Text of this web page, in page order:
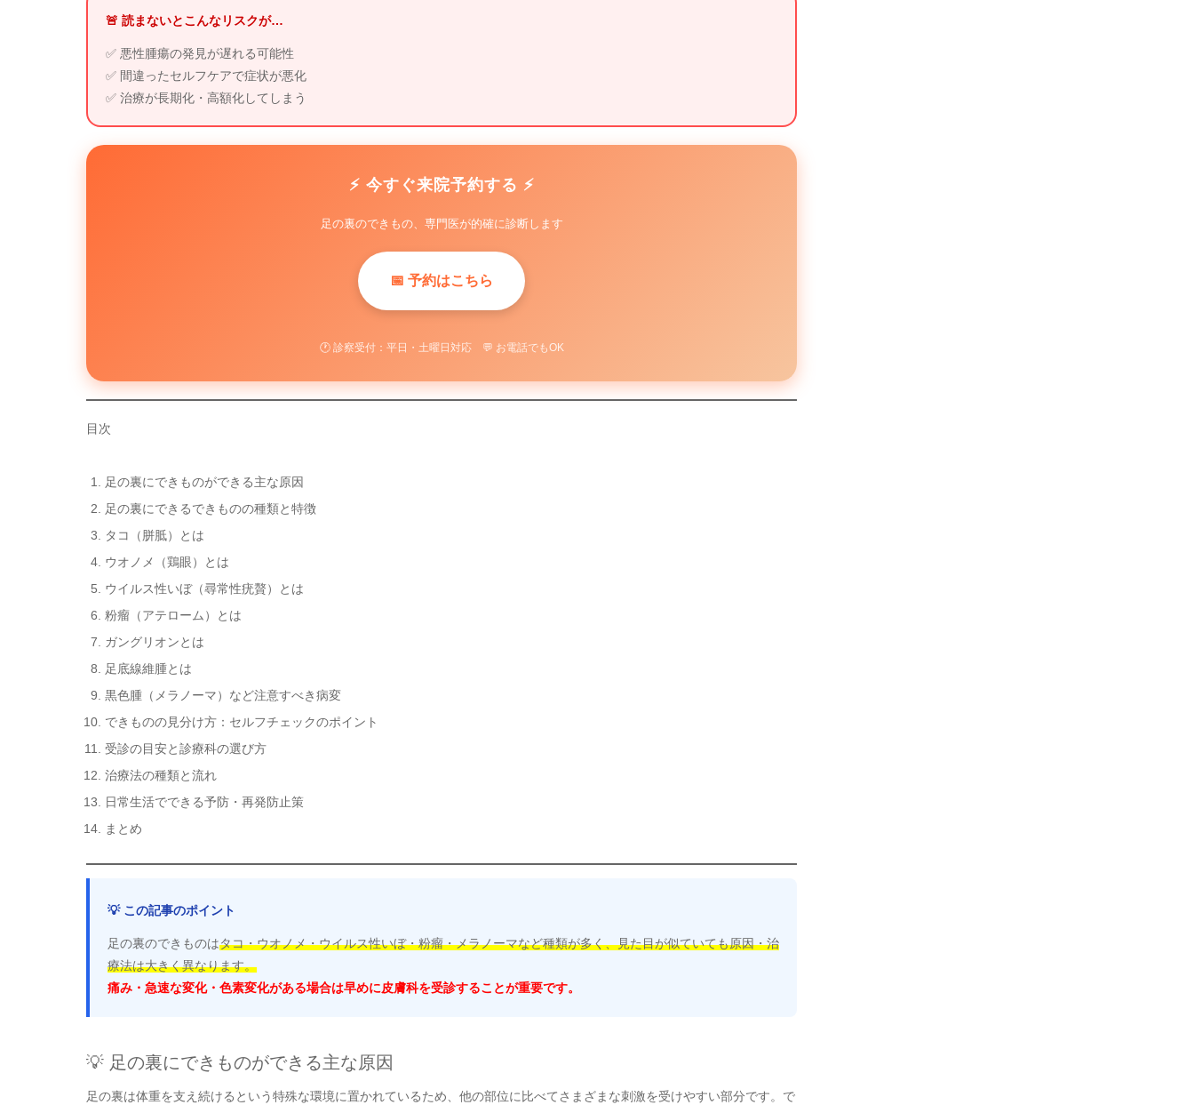
🚨 読まないとこんなリスクが…
✅ 悪性腫瘍の発見が遅れる可能性
✅ 間違ったセルフケアで症状が悪化
✅ 治療が長期化・高額化してしまう
⚡ 今すぐ来院予約する ⚡
足の裏のできもの、専門医が的確に診断します
📅 予約はこちら
🕐 診察受付：平日・土曜日対応 💬 お電話でもOK
目次
足の裏にできものができる主な原因
足の裏にできるできものの種類と特徴
タコ（胼胝）とは
ウオノメ（鶏眼）とは
ウイルス性いぼ（尋常性疣贅）とは
粉瘤（アテローム）とは
ガングリオンとは
足底線維腫とは
黒色腫（メラノーマ）など注意すべき病変
できものの見分け方：セルフチェックのポイント
受診の目安と診療科の選び方
治療法の種類と流れ
日常生活でできる予防・再発防止策
まとめ
💡 この記事のポイント
足の裏のできものはタコ・ウオノメ・ウイルス性いぼ・粉瘤・メラノーマなど種類が多く、見た目が似ていても原因・治
療法は大きく異なります。
痛み・急速な変化・色素変化がある場合は早めに皮膚科を受診することが重要です。
💡 足の裏にできものができる主な原因
足の裏は体重を支え続けるという特殊な環境に置かれているため、他の部位に比べてさまざまな刺激を受けやすい部分です。で